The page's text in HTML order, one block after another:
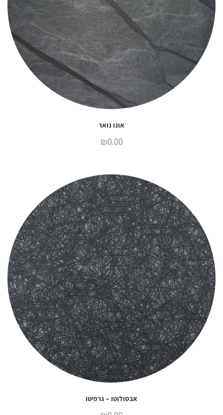
אונו נואר
₪0.00
אבסולוטו – גרפיטו